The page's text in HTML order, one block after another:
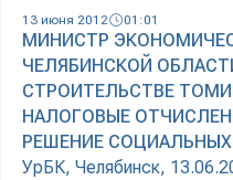
13 июня 2012 01:01
МИНИСТР
ЧЕЛЯБИНСКОЙ
СТРОИТЕЛЬСТВЕ
НАЛОГОВЫЕ
РЕШЕНИЕ
УрБК, Челябинск,